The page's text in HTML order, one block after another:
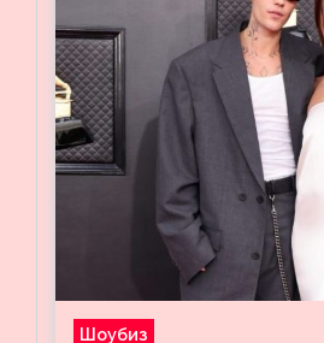
Шоубиз